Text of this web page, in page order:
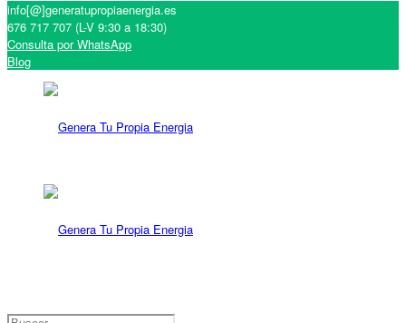
info[@]generatupropiaenergia.es
676 717 707 (L-V 9:30 a 18:30)
Consulta por WhatsApp
Blog